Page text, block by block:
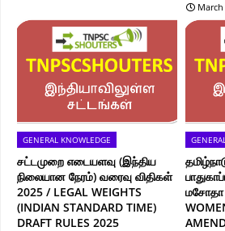
GENERAL KNOWLEDGE
சட்டமுறை எடையளவு (இந்திய
நிலையான நேரம்) வரைவு விதிகள்
2025 / LEGAL WEIGHTS
(INDIAN STANDARD TIME)
DRAFT RULES 2025
மசோதா